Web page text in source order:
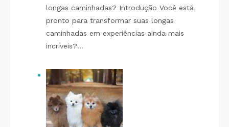
longas caminhadas? Introdução Você está
pronto para transformar suas longas
caminhadas em experiências ainda mais
incríveis?…